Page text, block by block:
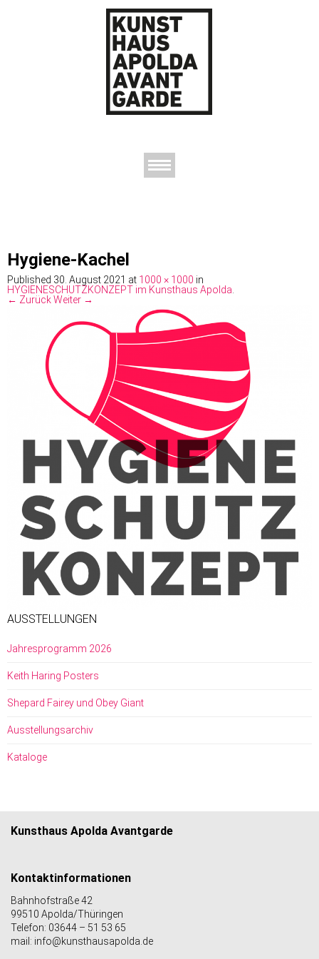
Hygiene-Kachel
Published 30. August 2021 at 1000 × 1000 in
HYGIENESCHUTZKONZEPT im Kunsthaus Apolda.
← ZurückWeiter →
AUSSTELLUNGEN
Jahresprogramm 2026
Keith Haring Posters
Shepard Fairey und Obey Giant
Ausstellungsarchiv
Kataloge
Kunsthaus Apolda Avantgarde
Kontaktinformationen
Bahnhofstraße 42
99510 Apolda/Thüringen
Telefon: 03644 – 51 53 65
mail: info@kunsthausapolda.de